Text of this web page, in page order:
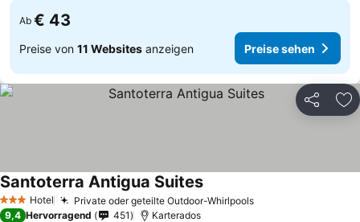
Ab € 43
Preise von 11 Websites anzeigen Preise sehen
Teilen
3 SterneHotel Private oder geteilte Outdoor-Whirlpools
Santoterra Antigua Suites
9,4 Hervorragend 451 Karterados